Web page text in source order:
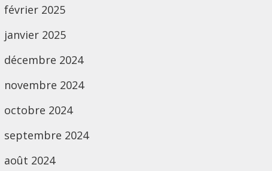
février 2025
janvier 2025
décembre 2024
novembre 2024
octobre 2024
septembre 2024
août 2024